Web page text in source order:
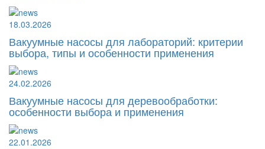
18.03.2026
Вакуумные насосы для лабораторий: критерии
выбора, типы и особенности применения
24.02.2026
Вакуумные насосы для деревообработки:
особенности выбора и применения
22.01.2026